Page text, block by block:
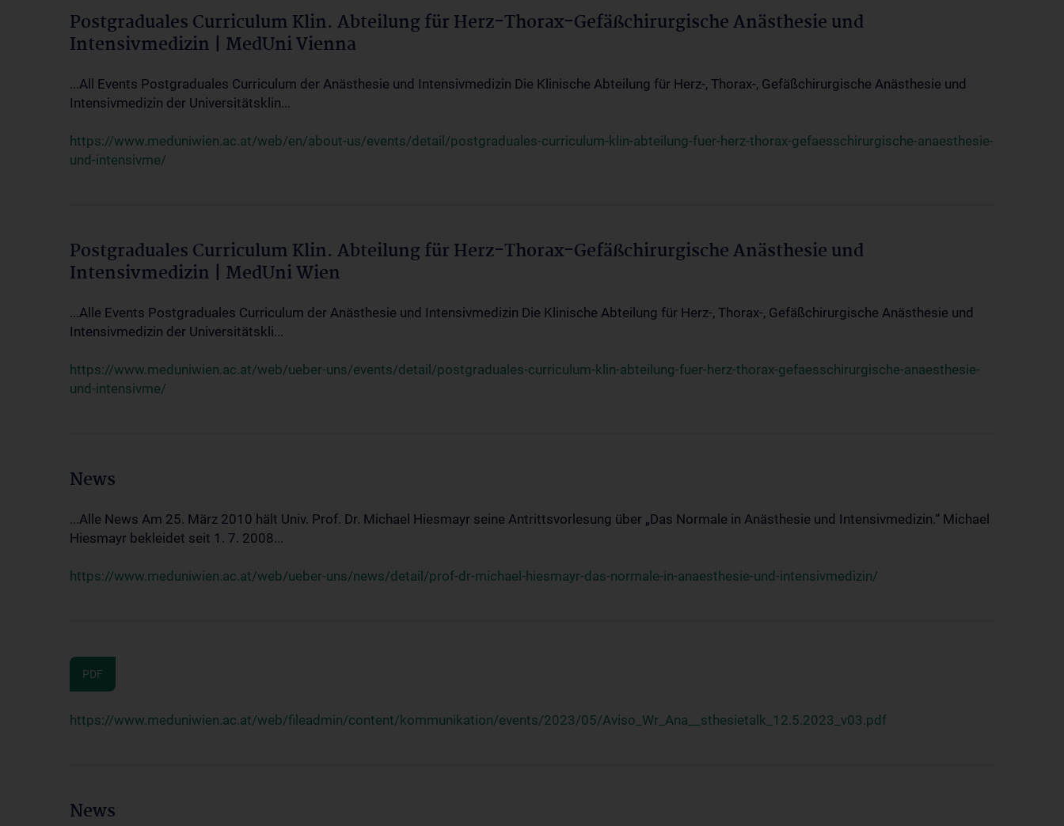
Postgraduales Curriculum Klin. Abteilung für Herz-Thorax-Gefäßchirurgische Anästhesie und
Intensivmedizin | MedUni Vienna
...All Events Postgraduales Curriculum der Anästhesie und Intensivmedizin Die Klinische Abteilung für Herz-, Thorax-, Gefäßchirurgische Anästhesie und
Intensivmedizin der Universitätsklin...
https://www.meduniwien.ac.at/web/en/about-us/events/detail/postgraduales-curriculum-klin-abteilung-fuer-herz-thorax-gefaesschirurgische-anaesthesie-
und-intensivme/
Postgraduales Curriculum Klin. Abteilung für Herz-Thorax-Gefäßchirurgische Anästhesie und
Intensivmedizin | MedUni Wien
...Alle Events Postgraduales Curriculum der Anästhesie und Intensivmedizin Die Klinische Abteilung für Herz-, Thorax-, Gefäßchirurgische Anästhesie und
Intensivmedizin der Universitätskli...
https://www.meduniwien.ac.at/web/ueber-uns/events/detail/postgraduales-curriculum-klin-abteilung-fuer-herz-thorax-gefaesschirurgische-anaesthesie-
und-intensivme/
News
...Alle News Am 25. März 2010 hält Univ. Prof. Dr. Michael Hiesmayr seine Antrittsvorlesung über „Das Normale in Anästhesie und Intensivmedizin.“ Michael
Hiesmayr bekleidet seit 1. 7. 2008...
https://www.meduniwien.ac.at/web/ueber-uns/news/detail/prof-dr-michael-hiesmayr-das-normale-in-anaesthesie-und-intensivmedizin/
PDF
https://www.meduniwien.ac.at/web/fileadmin/content/kommunikation/events/2023/05/Aviso_Wr_Ana__sthesietalk_12.5.2023_v03.pdf
News